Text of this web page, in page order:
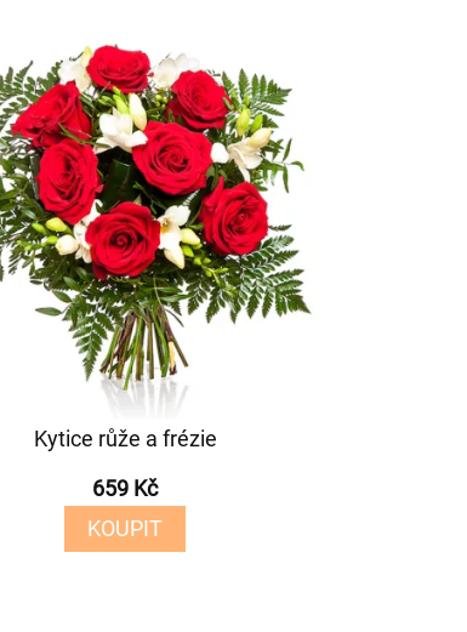
Kytice růže a frézie
659 Kč
KOUPIT